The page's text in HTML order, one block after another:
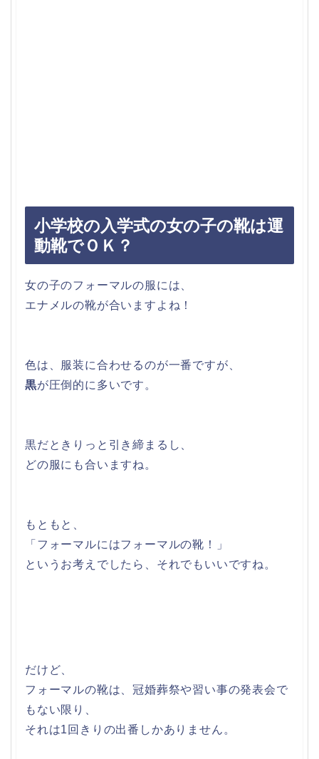
小学校の入学式の女の子の靴は運
動靴でＯＫ？
女の子のフォーマルの服には、
エナメルの靴が合いますよね！
色は、服装に合わせるのが一番ですが、
黒が圧倒的に多いです。
黒だときりっと引き締まるし、
どの服にも合いますね。
もともと、
「フォーマルにはフォーマルの靴！」
というお考えでしたら、それでもいいですね。
だけど、
フォーマルの靴は、冠婚葬祭や習い事の発表会で
もない限り、
それは1回きりの出番しかありません。